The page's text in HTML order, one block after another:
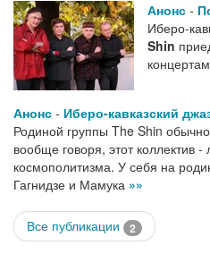
Анонс -
Иберо-
Shin
Анонс - Иберо-кавказский
Родиной группы The Shin
вообще говоря, этот коллектив
космополитизма. У себя на
Гагнидзе и Мамука »»
Все публикации 2